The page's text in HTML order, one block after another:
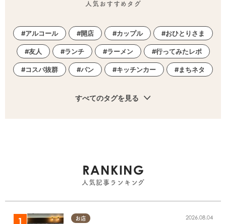
人気おすすめタグ
アルコール 開店 カップル おひとりさま
友人 ランチ ラーメン 行ってみたレポ
コスパ抜群 パン キッチンカー まちネタ
すべてのタグを見る
RANKING
人気記事ランキング
お店 2026.08.04